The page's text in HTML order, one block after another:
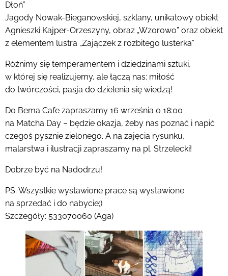
Dłoń”
Jagody Nowak-Bieganowskiej, szklany, unikatowy obiekt
Agnieszki Kajper-Orzeszyny, obraz „Wzorowo” oraz obiekt
z elementem lustra „Zajączek z rozbitego lusterka”
Różnimy się temperamentem i dziedzinami sztuki,
w której się realizujemy, ale łączą nas: miłość
do twórczości, pasja do dzielenia się wiedzą!
Do Bema Cafe zapraszamy 16 września o 18:00
na Matcha Day – będzie okazja, żeby nas poznać i napić
czegoś pysznie zielonego. A na zajęcia rysunku,
malarstwa i ilustracji zapraszamy na pl. Strzelecki!
Dobrze być na Nadodrzu!
PS. Wszystkie wystawione prace są wystawione
na sprzedać i do nabycie;)
Szczegóły: 533070060 (Aga)